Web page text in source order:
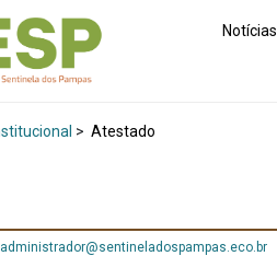
Notícias
> Atestado
administrador@sentineladospampas.eco.br